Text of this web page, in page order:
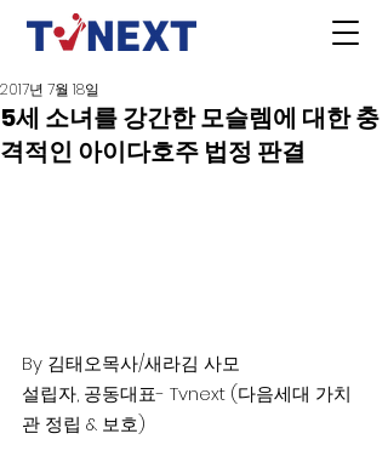
5세 소녀를 강간한 모슬렘에 대한 충
격적인 아이다호주 법정 판결
2017년 7월 18일
By 김태오목사/새라김 사모
설립자, 공동대표- Tvnext (다음세대 가치
관 정립 & 보호)